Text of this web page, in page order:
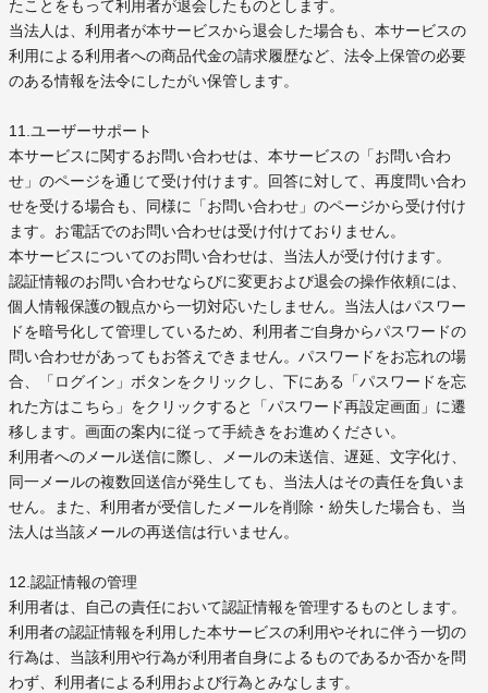
たことをもって利用者が退会したものとします。
当法人は、利用者が本サービスから退会した場合も、本サービスの
利用による利用者への商品代金の請求履歴など、法令上保管の必要
のある情報を法令にしたがい保管します。
11.ユーザーサポート
本サービスに関するお問い合わせは、本サービスの「お問い合わ
せ」のページを通じて受け付けます。回答に対して、再度問い合わ
せを受ける場合も、同様に「お問い合わせ」のページから受け付け
ます。お電話でのお問い合わせは受け付けておりません。
本サービスについてのお問い合わせは、当法人が受け付けます。
認証情報のお問い合わせならびに変更および退会の操作依頼には、
個人情報保護の観点から一切対応いたしません。当法人はパスワー
ドを暗号化して管理しているため、利用者ご自身からパスワードの
問い合わせがあってもお答えできません。パスワードをお忘れの場
合、「ログイン」ボタンをクリックし、下にある「パスワードを忘
れた方はこちら」をクリックすると「パスワード再設定画面」に遷
移します。画面の案内に従って手続きをお進めください。
利用者へのメール送信に際し、メールの未送信、遅延、文字化け、
同一メールの複数回送信が発生しても、当法人はその責任を負いま
せん。また、利用者が受信したメールを削除・紛失した場合も、当
法人は当該メールの再送信は行いません。
12.認証情報の管理
利用者は、自己の責任において認証情報を管理するものとします。
利用者の認証情報を利用した本サービスの利用やそれに伴う一切の
行為は、当該利用や行為が利用者自身によるものであるか否かを問
わず、利用者による利用および行為とみなします。